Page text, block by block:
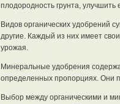
плодородность грунта, улучшить
Видов органических удобрений
другие. Каждый из них имеет
урожая.
Минеральные удобрения
определенных пропорциях. Они
Выбор между органическими и